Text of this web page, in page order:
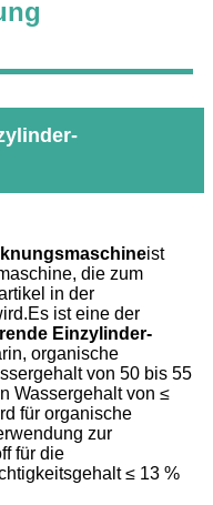
ist
die zum
in der
ist eine der
Einzylinder-
organische
von 50 bis 55
Wassergehalt von ≤
für organische
zur
für die
≤ 13 %